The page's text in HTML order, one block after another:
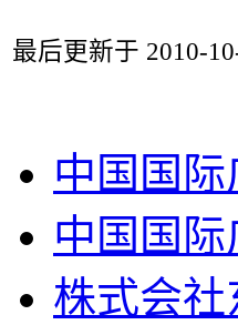
最后更新于 2010-
中国国
中国国
株式会